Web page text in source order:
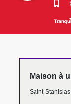
Maison à
Saint-